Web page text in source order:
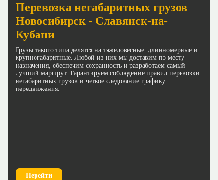
Перевозка негабаритных грузов
Новосибирск - Славянск-на-
Кубани
Грузы такого типа делятся на тяжеловесные, длинномерные и
крупногабаритные. Любой из них мы доставим по месту
назначения, обеспечим сохранность и разработаем самый
лучший маршрут. Гарантируем соблюдение правил перевозки
негабаритных грузов и четкое следование графику
передвижения.
Перейти